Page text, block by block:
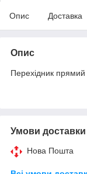
Опис Доставка
Опис
Перехідник прямий
Умови доставки
Нова Пошта